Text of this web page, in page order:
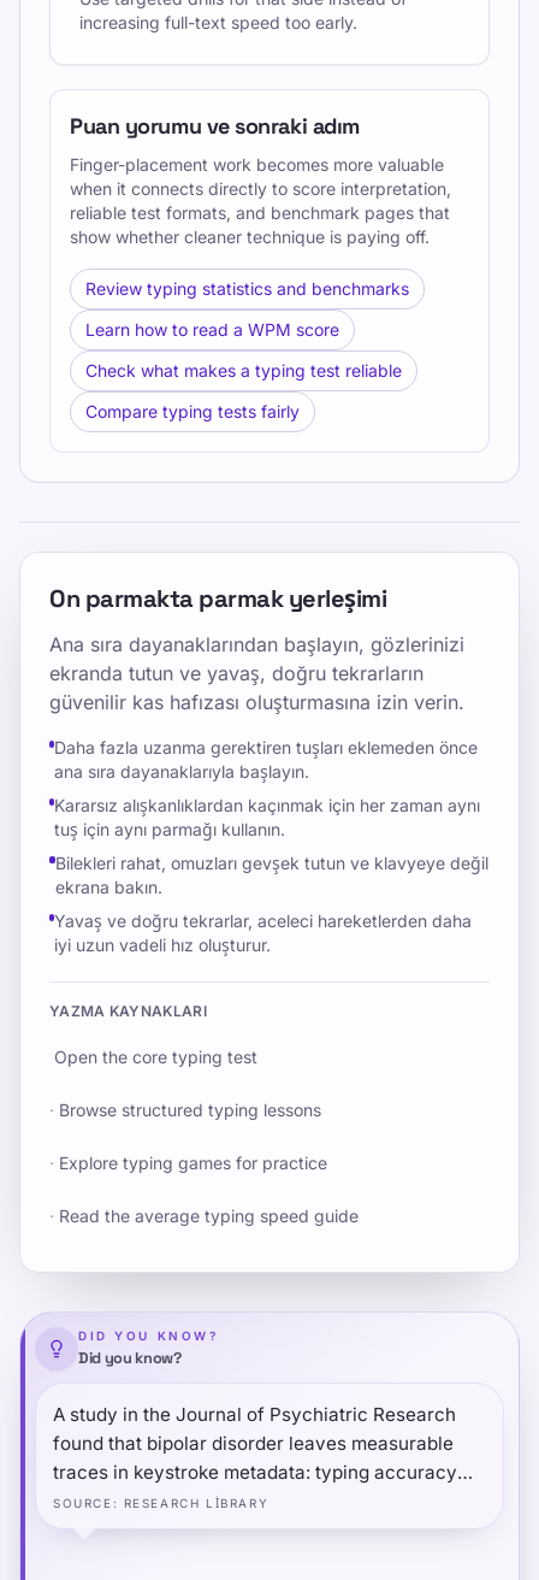
increasing full-text speed too early.
Puan yorumu ve sonraki adım
Finger-placement work becomes more valuable
when it connects directly to score interpretation,
reliable test formats, and benchmark pages that
show whether cleaner technique is paying off.
Review typing statistics and benchmarks
Learn how to read a WPM score
Check what makes a typing test reliable
Compare typing tests fairly
On parmakta parmak yerleşimi
Ana sıra dayanaklarından başlayın, gözlerinizi
ekranda tutun ve yavaş, doğru tekrarların
güvenilir kas hafızası oluşturmasına izin verin.
Daha fazla uzanma gerektiren tuşları eklemeden önce
ana sıra dayanaklarıyla başlayın.
Kararsız alışkanlıklardan kaçınmak için her zaman aynı
tuş için aynı parmağı kullanın.
Bilekleri rahat, omuzları gevşek tutun ve klavyeye değil
ekrana bakın.
Yavaş ve doğru tekrarlar, aceleci hareketlerden daha
iyi uzun vadeli hız oluşturur.
YAZMA KAYNAKLARI
Open the core typing test
· Browse structured typing lessons
· Explore typing games for practice
· Read the average typing speed guide
DID YOU KNOW?
Did you know?
A study in the Journal of Psychiatric Research
found that bipolar disorder leaves measurable
traces in keystroke metadata: typing accuracy
decreases during depressive phases, speed
becomes more erratic during manic phases, and
SOURCE : RESEARCH LIBRARY